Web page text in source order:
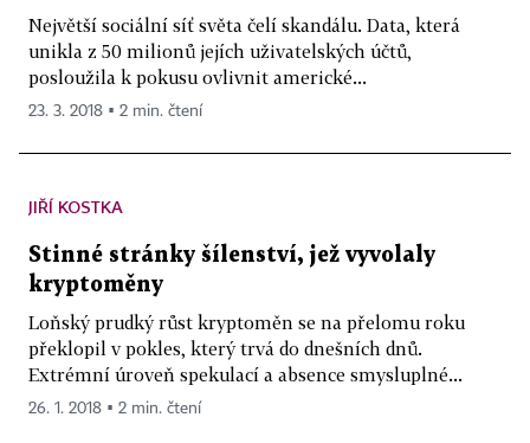
Největší sociální síť světa čelí skandálu. Data, která
unikla z 50 milionů jejích uživatelských účtů,
posloužila k pokusu ovlivnit americké...
23. 3. 2018 ▪ 2 min. čtení
JIŘÍ KOSTKA
Stinné stránky šílenství, jež vyvolaly
kryptoměny
Loňský prudký růst kryptoměn se na přelomu roku
překlopil v pokles, který trvá do dnešních dnů.
Extrémní úroveň spekulací a absence smysluplné...
26. 1. 2018 ▪ 2 min. čtení